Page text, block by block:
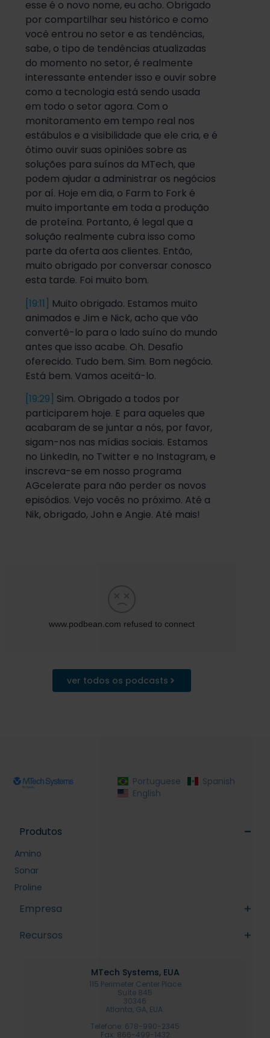
esse é o novo nome, eu acho. Obrigado
por compartilhar seu histórico e como
você entrou no setor e as tendências,
sabe, o tipo de tendências atualizadas
do momento no setor, é realmente
interessante entender isso e ouvir sobre
como a tecnologia está sendo usada
em todo o setor agora. Com o
monitoramento em tempo real nos
estábulos e a visibilidade que ele cria, e é
ótimo ouvir suas opiniões sobre as
soluções para suínos da MTech, que
podem ajudar a administrar os negócios
por aí. Hoje em dia, o Farm to Fork é
muito importante em toda a produção
de proteína. Portanto, é legal que a
solução realmente cubra isso como
parte da oferta aos clientes. Então,
muito obrigado por conversar conosco
esta tarde. Foi muito bom.
[19:11] Muito obrigado. Estamos muito
animados e Jim e Nick, acho que vão
convertê-lo para o lado suíno do mundo
antes que isso acabe. Oh. Desafio
oferecido. Tudo bem. Sim. Bom negócio.
Está bem. Vamos aceitá-lo.
[19:29] Sim. Obrigado a todos por
participarem hoje. E para aqueles que
acabaram de se juntar a nós, por favor,
sigam-nos nas mídias sociais. Estamos
no LinkedIn, no Twitter e no Instagram, e
inscreva-se em nosso programa
AGcelerate para não perder os novos
episódios. Vejo vocês no próximo. Até a
Nik, obrigado, John e Angie. Até mais!
ver todos os podcasts
Portuguese
Spanish
English
Produtos
Amino
Sonar
Proline
Empresa
Recursos
MTech Systems, EUA
115 Perimeter Center Place
Suíte 845
30346
Atlanta, GA, EUA.
Telefone: 678-990-2345
Fax: 866-499-1432